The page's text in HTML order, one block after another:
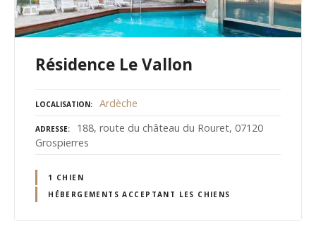
Résidence Le Vallon
LOCALISATION Ardèche
ADRESSE
188, route du château du Rouret, 07120
Grospierres
1 CHIEN
HÉBERGEMENTS ACCEPTANT LES CHIENS